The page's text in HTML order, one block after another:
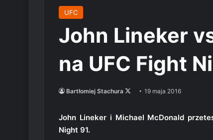
UFC
John Lineker
na UFC Fight
Bartłomiej Stachura
Follow
X
19 maja 2016
John Lineker i Michael McDonald
Night 91.